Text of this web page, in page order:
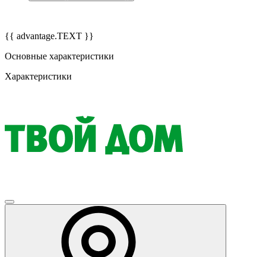
{{ advantage.TEXT }}
Основные характеристики
Характеристики